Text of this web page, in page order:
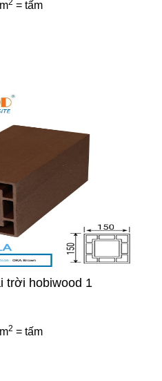
2 = tấm
trời hobiwood 1
2 = tấm